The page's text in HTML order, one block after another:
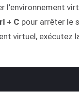
l'environnement
+ C pour arrêter le
virtuel, exécutez